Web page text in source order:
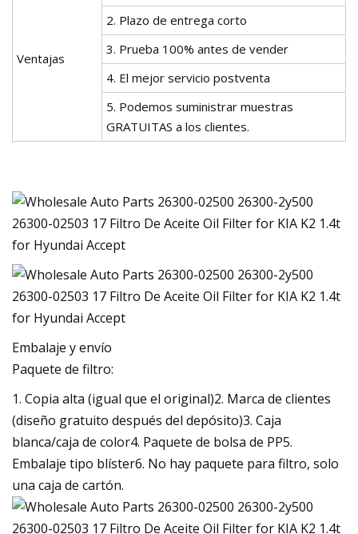
Ventajas
2. Plazo de entrega corto
3. Prueba 100% antes de vender
4. El mejor servicio postventa
5. Podemos suministrar muestras
GRATUITAS a los clientes.
Embalaje y envío
Paquete de filtro:
1. Copia alta (igual que el original)2. Marca de clientes
(diseño gratuito después del depósito)3. Caja
blanca/caja de color4. Paquete de bolsa de PP5.
Embalaje tipo blíster6. No hay paquete para filtro, solo
una caja de cartón.